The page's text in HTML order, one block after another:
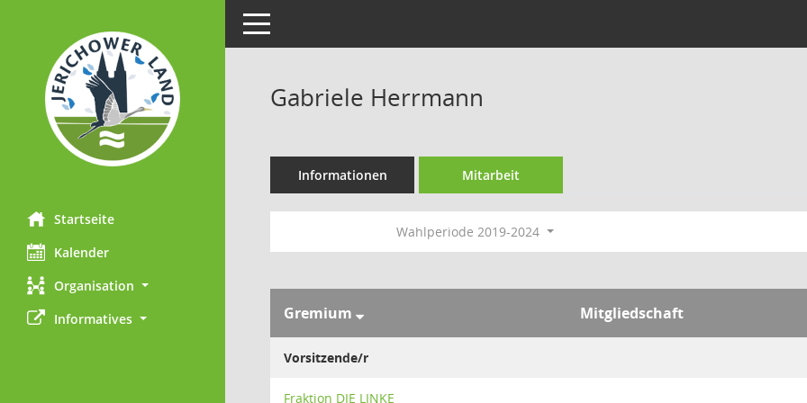
Startseite
Kalender
Organisation
Informatives
Toggle navigation
Gabriele Herrmann
Informationen Mitarbeit
Wahlperiode 2019-2024
Gremium Mitgliedschaft
Vorsitzende/r
Fraktion DIE LINKE